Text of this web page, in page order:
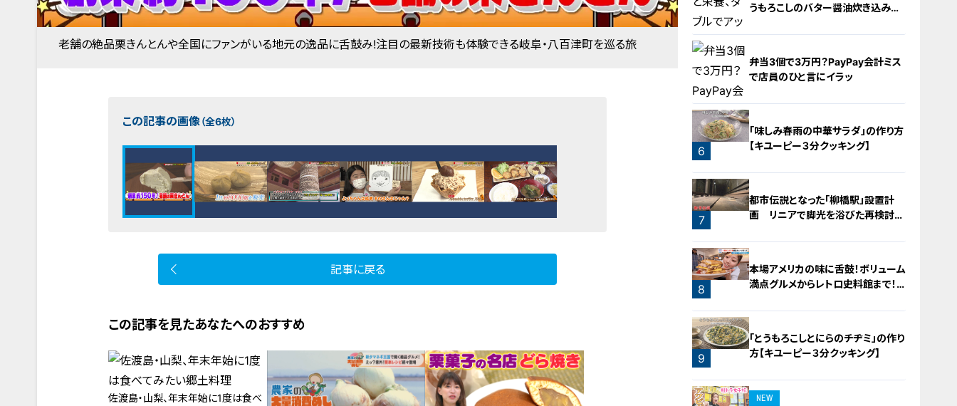
老舗の絶品栗きんとんや全国にファンがいる地元の逸品に舌鼓み!注目の最新技術も体験できる岐阜・八百津町を巡る旅
この記事の画像（全6枚）
記事に戻る
この記事を見たあなたへのおすすめ
佐渡島・山梨、年末年始に1度は食べ
4
うもろこしのバター醤油炊き込みご
5
弁当3個で3万円？PayPay会計ミス
で店員のひと言にイラッ
6
「味しみ春雨の中華サラダ」の作り方
【キユーピー３分クッキング】
7
都市伝説となった「柳橋駅」設置計
画 リニアで脚光を浴びた再検討の
8
本場アメリカの味に舌鼓！ボリューム
満点グルメからレトロ史料館まで！
9
「とうもろこしとにらのチヂミ」の作り
方【キユーピー３分クッキング】
NEW